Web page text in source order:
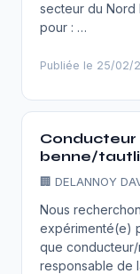
secteur du Nord
pour : …
Publiée le 25/02/
benne/
🏢 DELANNOY
Nous
expérimenté(e)
que
responsable de